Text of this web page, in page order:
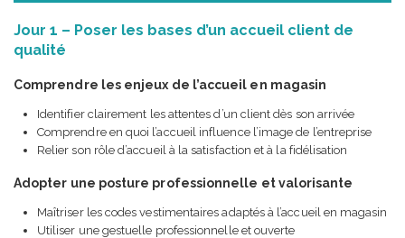
Jour 1 – Poser les bases d’un accueil client de
qualité
Comprendre les enjeux de l’accueil en magasin
Identifier clairement les attentes d’un client dès son arrivée
Comprendre en quoi l’accueil influence l’image de l’entreprise
Relier son rôle d’accueil à la satisfaction et à la fidélisation
Adopter une posture professionnelle et valorisante
Maîtriser les codes vestimentaires adaptés à l’accueil en magasin
Utiliser une gestuelle professionnelle et ouverte